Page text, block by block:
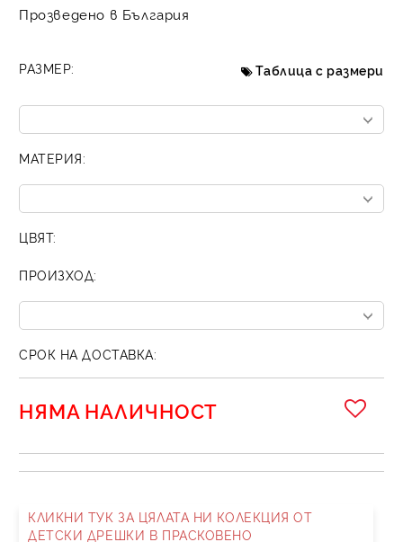
Прозведено в България
РАЗМЕР: Таблица с размери
МАТЕРИЯ:
ЦВЯТ:
ПРОИЗХОД:
СРОК НА ДОСТАВКА:
НЯМА НАЛИЧНОСТ
КЛИКНИ ТУК ЗА ЦЯЛАТА НИ КОЛЕКЦИЯ ОТ
ДЕТСКИ ДРЕШКИ В ПРАСКОВЕНО